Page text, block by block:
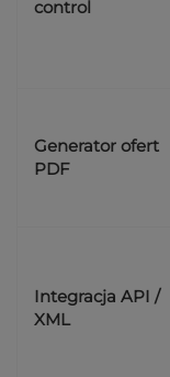
control
Generator ofert
PDF
Integracja API /
XML